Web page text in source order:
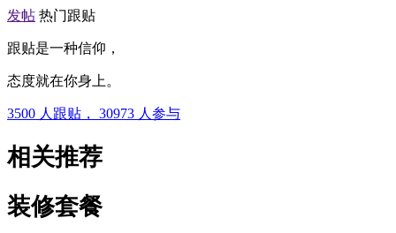
发帖 热门跟贴
跟贴是一种信仰，
态度就在你身上。
3500 人跟贴， 30973 人参与
相关推荐
装修套餐